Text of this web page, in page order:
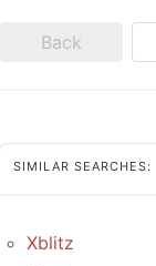
Back
SIMILAR SEARCHES:
Xblitz